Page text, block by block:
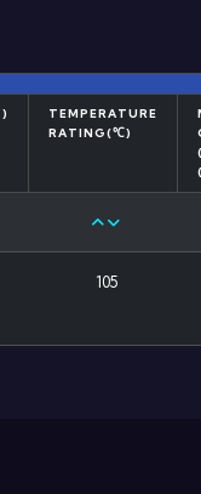
TEMPERATURE
RATING(℃)
105